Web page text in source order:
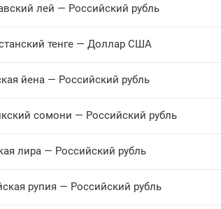
+0.0967
-0.0438
+0.4644
лей — Российский рубль
тенге — Доллар США
йена — Российский рубль
сомони — Российский рубль
лира — Российский рубль
рупия — Российский рубль